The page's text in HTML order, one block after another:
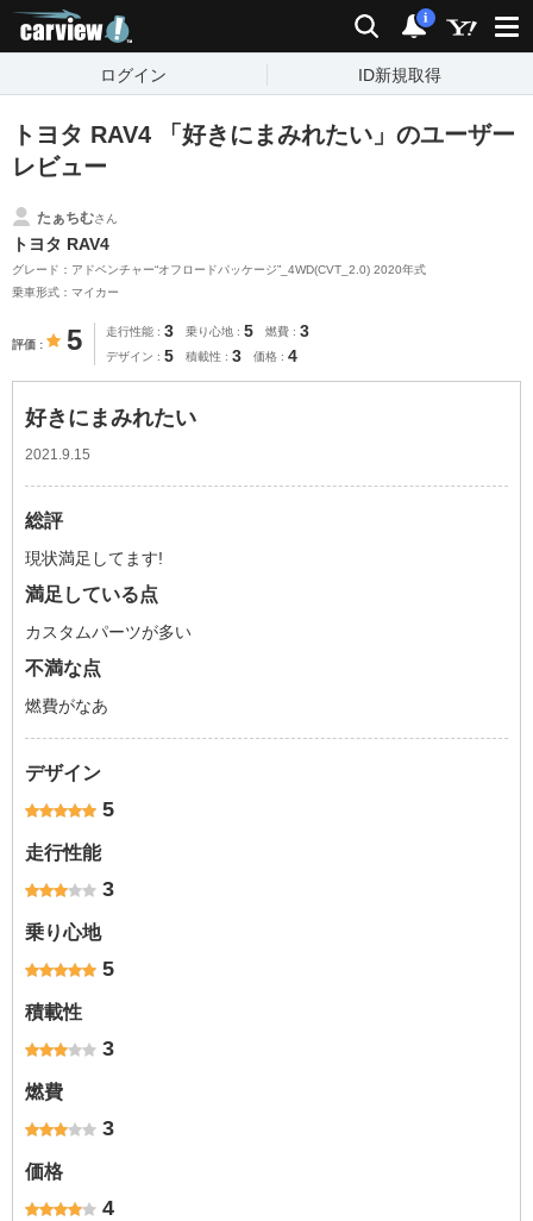
検索 通知
i
ログイン ID新規取得
トヨタ RAV4 「好きにまみれたい」のユーザー
レビュー
たぁちむさん
トヨタ RAV4
グレード：アドベンチャー“オフロードパッケージ”_4WD(CVT_2.0) 2020年式
乗車形式：マイカー
評価 5 走行性能 3 乗り心地 5 燃費 3
デザイン 5 積載性 3 価格 4
好きにまみれたい
2021.9.15
総評
現状満足してます!
満足している点
カスタムパーツが多い
不満な点
燃費がなあ
デザイン
5
走行性能
3
乗り心地
5
積載性
3
燃費
3
価格
4